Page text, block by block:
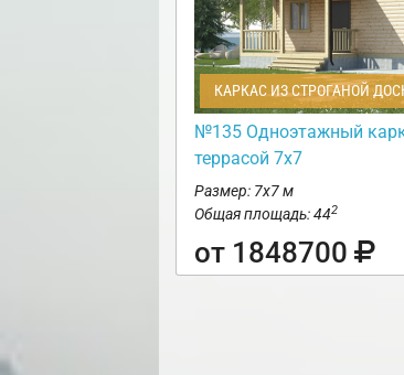
КАРКАС ИЗ СТРОГАНОЙ
№135 Одноэтажный
террасой 7х7
Размер: 7х7 м
Общая площадь: 442
от 1848700